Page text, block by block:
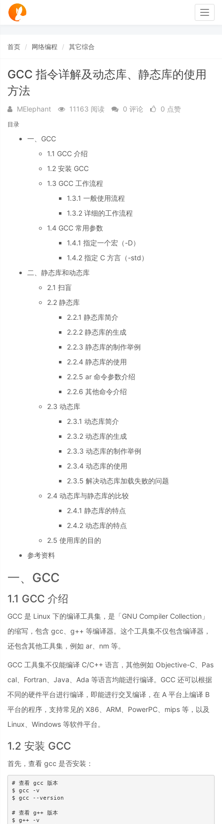
首页 网络编程 其它综合
GCC 指令详解及动态库、静态库的使用
方法
MElephant 11163 阅读 0 评论 0 点赞
目录
一、GCC
1.1 GCC 介绍
1.2 安装 GCC
1.3 GCC 工作流程
1.3.1 一般使用流程
1.3.2 详细的工作流程
1.4 GCC 常用参数
1.4.1 指定一个宏（-D）
1.4.2 指定 C 方言（-std）
二、静态库和动态库
2.1 扫盲
2.2 静态库
2.2.1 静态库简介
2.2.2 静态库的生成
2.2.3 静态库的制作举例
2.2.4 静态库的使用
2.2.5 ar 命令参数介绍
2.2.6 其他命令介绍
2.3 动态库
2.3.1 动态库简介
2.3.2 动态库的生成
2.3.3 动态库的制作举例
2.3.4 动态库的使用
2.3.5 解决动态库加载失败的问题
2.4 动态库与静态库的比较
2.4.1 静态库的特点
2.4.2 动态库的特点
2.5 使用库的目的
参考资料
一、GCC
1.1 GCC 介绍
GCC 是 Linux 下的编译工具集，是「GNU Compiler Collection」
的缩写，包含 gcc、g++ 等编译器。这个工具集不仅包含编译器，
还包含其他工具集，例如 ar、nm 等。
GCC 工具集不仅能编译 C/C++ 语言，其他例如 Objective-C、Pas
cal、Fortran、Java、Ada 等语言均能进行编译。GCC 还可以根据
不同的硬件平台进行编译，即能进行交叉编译，在 A 平台上编译 B
平台的程序，支持常见的 X86、ARM、PowerPC、mips 等，以及
Linux、Windows 等软件平台。
1.2 安装 GCC
首先，查看 gcc 是否安装：
# 查看 gcc 版本
$ gcc -v
$ gcc --version
# 查看 g++ 版本
$ g++ -v